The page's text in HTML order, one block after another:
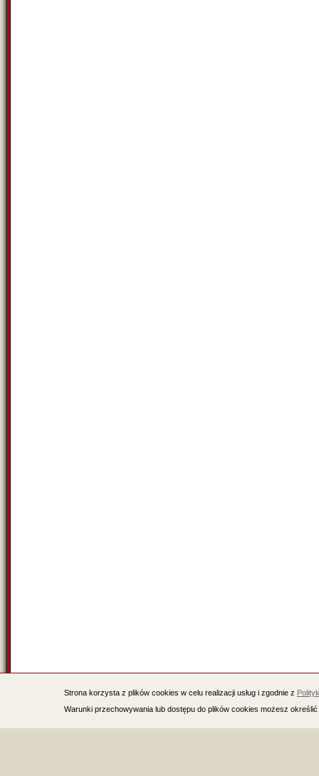
Strona korzysta z plików cookies w celu realizacji usług i zgodnie z
Warunki przechowywania lub dostępu do plików cookies możesz